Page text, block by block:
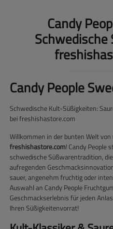
Candy
Schwedische
Candy People
Schwedische Kult-Süßigkeiten:
bei freshishastore.com
Willkommen in der bunten Welt von
freshishastore.com! Candy People
schwedische Süßwarentradition,
aufregenden
sauer, angenehm fruchtig oder
Auswahl an Candy People
Geschmackserlebnis für jeden
Ihren Süßigkeitenvorrat!